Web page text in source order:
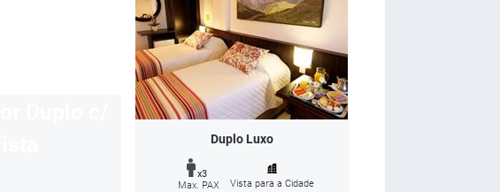
Duplo Luxo
x3
Max. PAX
Vista para a Cidade